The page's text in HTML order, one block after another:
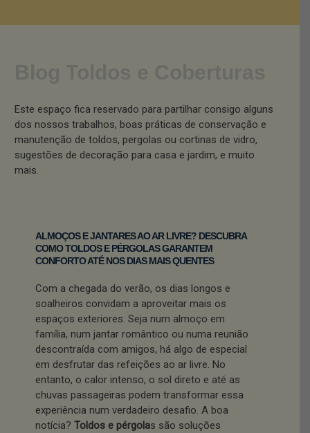
Este espaço fica reservado para partilhar consigo alguns
dos nossos trabalhos, boas práticas de conservação e
manutenção de toldos, pergolas ou cortinas de vidro,
sugestões de decoração para casa e jardim, e muito
mais.
ALMOÇOS E JANTARES AO AR LIVRE? DESCUBRA
COMO TOLDOS E PÉRGOLAS GARANTEM
CONFORTO ATÉ NOS DIAS MAIS QUENTES
Com a chegada do verão, os dias longos e
soalheiros convidam a aproveitar mais os
espaços exteriores. Seja num almoço em
família, num jantar romântico ou numa reunião
descontraída com amigos, há algo de especial
em desfrutar das refeições ao ar livre. No
entanto, o calor intenso, o sol direto e até as
chuvas passageiras podem transformar essa
experiência num verdadeiro desafio. A boa
notícia? Toldos e pérgolas são soluções